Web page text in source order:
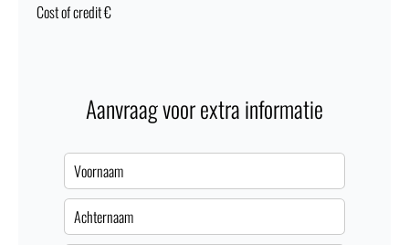
Cost of credit€
Aanvraag voor extra informatie